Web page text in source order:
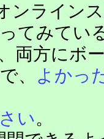
ンライン
てみてい
両方にボ
、
よかっ
い。